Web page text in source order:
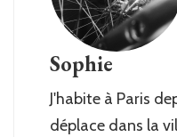
Sophie
J'habite à Paris
déplace dans la